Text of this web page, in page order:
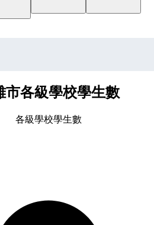
市各級學校學生數
各級學校學生數